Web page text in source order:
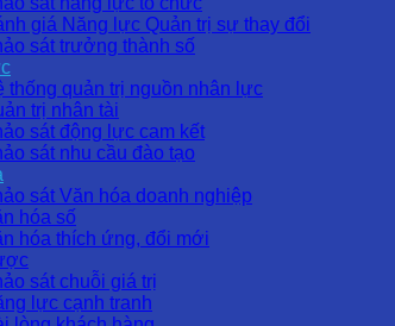
giá Năng lực Quản trị sự thay đổi
sát trưởng thành số
thống quản trị nguồn nhân lực
trị nhân tài
sát động lực cam kết
sát nhu cầu đào tạo
sát Văn hóa doanh nghiệp
hóa số
hóa thích ứng, đổi mới
sát chuỗi giá trị
lực cạnh tranh